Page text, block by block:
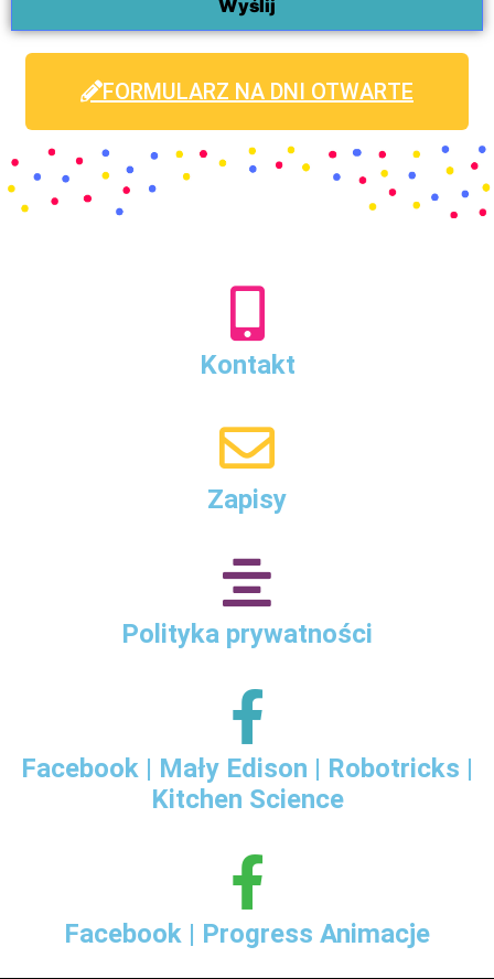
FORMULARZ NA DNI OTWARTE
Kontakt
Zapisy
Polityka prywatności
Kitchen Science